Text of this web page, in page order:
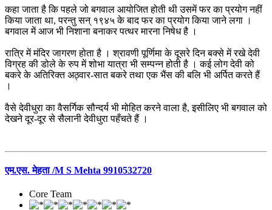
कहा जाता है कि पहले जो बगवाल आयोजित होती थी उसमें फर का प्रयोग नहीं
किया जाता था, परन्तु सन् १९४५ के बाद फर का प्रयोग किया जाने लगा ।
बगवाल में आज भी निशाना बनाकर पत्थर मारना निषेध है ।
रात्रि में मंदिर जागरण होता है । श्रावणी पूर्णिमा के दूसरे दिन बक्से में रखे देवी
विग्रह की डोले के रुप में शोभा यात्रा भी सम्पन्न होती है । कई लोग देवी को
बकरे के अतिरिक्त अठ्वार-सात बकरे तथा एक भैंस की बलि भी अर्पित करते हैं
।
वैसे देवीधुरा का वैसर्गिक सौन्दर्य भी मोहित करने वाला है, इसीलिए भी बगवाल को
देखने दूर-दूर से सैलानी देवीधुरा पहँचते हैं ।
एम.एस. मेहता /M S Mehta 9910532720
Core Team